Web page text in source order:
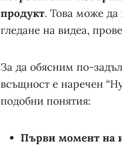
продукт. Това може да
гледане на видеа,
За да обясним по-
всъщност е наречен
подобни понятия:
Първи момент на